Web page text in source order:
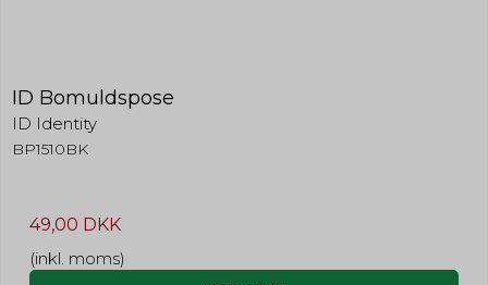
ID Bomuldspose
ID Identity
BP1510BK
49,00 DKK
(inkl. moms)